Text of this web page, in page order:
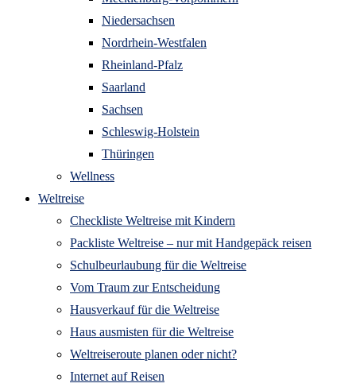
Niedersachsen
Nordrhein-Westfalen
Rheinland-Pfalz
Saarland
Sachsen
Schleswig-Holstein
Thüringen
Wellness
Weltreise
Checkliste Weltreise mit Kindern
Packliste Weltreise – nur mit Handgepäck reisen
Schulbeurlaubung für die Weltreise
Vom Traum zur Entscheidung
Hausverkauf für die Weltreise
Haus ausmisten für die Weltreise
Weltreiseroute planen oder nicht?
Internet auf Reisen